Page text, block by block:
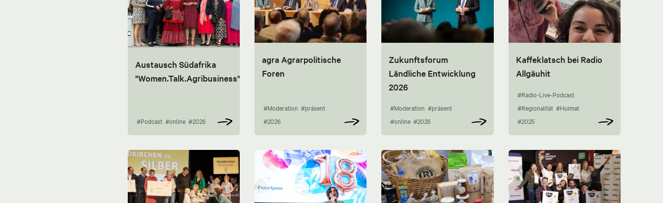
Austausch Südafrika
"Women.Talk.Agribusiness"
#Podcast #online #2026
agra Agrarpolitische
Foren
#Moderation #präsent
#2026
Zukunftsforum
Ländliche Entwicklung
2026
#Moderation #präsent
#online #2026
Kaffeklatsch bei Radio
Allgäuhit
#Radio-Live-Podcast
#Regionalität #Huimat
#2025